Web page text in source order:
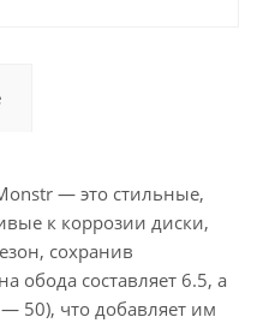
— это стильные,
к коррозии диски,
сохранив
обода составляет 6.5, а
50), что добавляет им